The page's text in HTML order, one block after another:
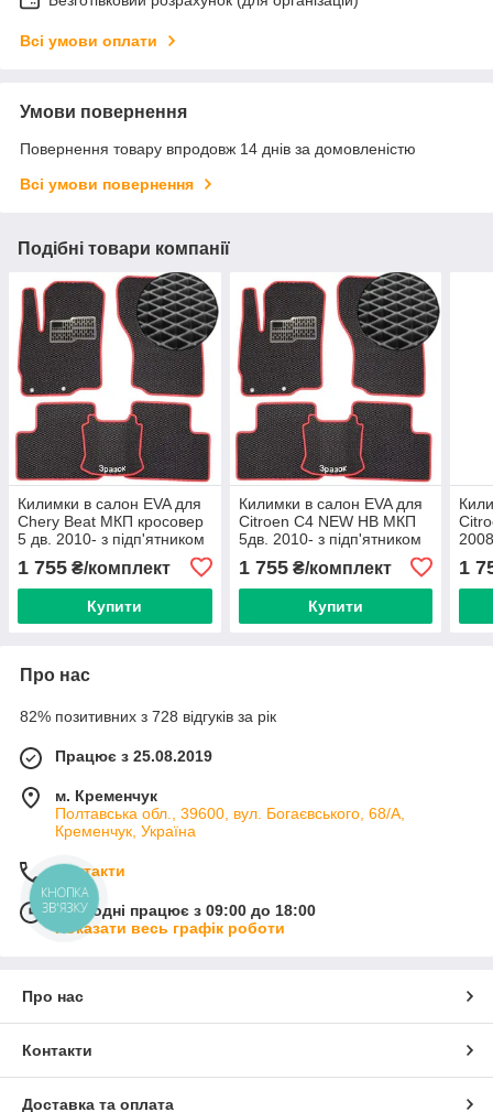
Всі умови оплати
Умови повернення
Повернення товару впродовж 14 днів за домовленістю
Всі умови повернення
Подібні товари компанії
Килимки в салон EVA для
Chery Beat МКП кросовер
5 дв. 2010- з підп'ятником
1 755 ₴/комплект
Купити
Килимки в салон EVA для
Citroen C4 NEW HB МКП
5дв. 2010- з підп'ятником
1 755₴/комплект
Купити
1
Про нас
82% позитивних з 728 відгуків за рік
Працює з 25.08.2019
м. Кременчук
Полтавська обл., 39600, вул. Богаєвського, 68/А,
Кременчук, Україна
Контакти
Сьогодні працює з 09:00 до 18:00
Показати весь графік роботи
Про нас
Контакти
Доставка та оплата
КНОПКА
ЗВ'ЯЗКУ